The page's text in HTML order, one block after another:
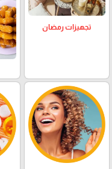
تجهيزات رمضان